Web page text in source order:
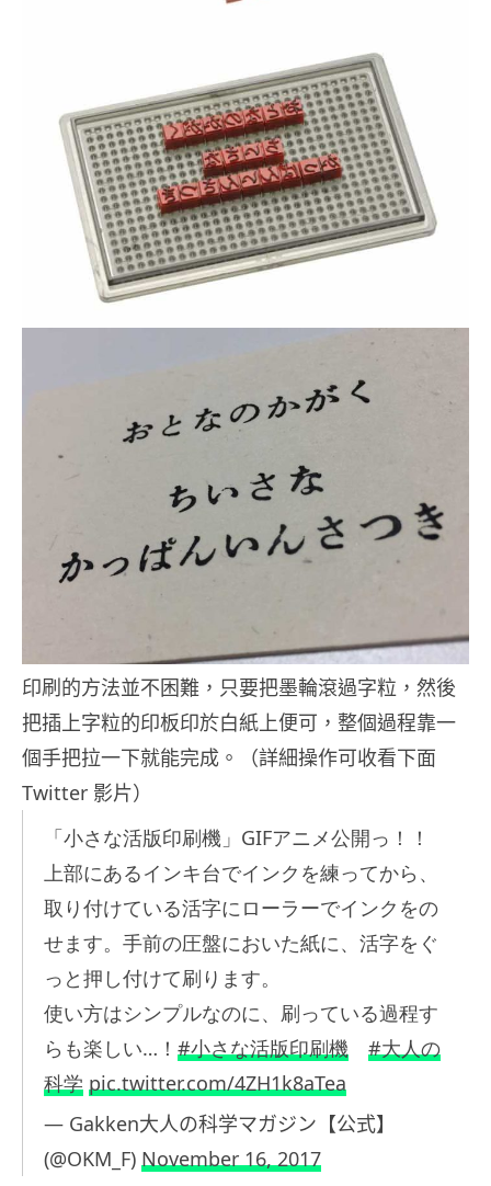
印刷的方法並不困難，只要把墨輪滾過字粒，然後
把插上字粒的印板印於白紙上便可，整個過程靠一
個手把拉一下就能完成。（詳細操作可收看下面
Twitter 影片）
「小さな活版印刷機」GIFアニメ公開っ！！
上部にあるインキ台でインクを練ってから、
取り付けている活字にローラーでインクをの
せます。手前の圧盤においた紙に、活字をぐ
っと押し付けて刷ります。
使い方はシンプルなのに、刷っている過程す
らも楽しい…！ #小さな活版印刷機
#大人の
科学 pic.twitter.com/4ZH1k8aTea
— Gakken大人の科学マガジン【公式】
(@OKM_F) November 16, 2017